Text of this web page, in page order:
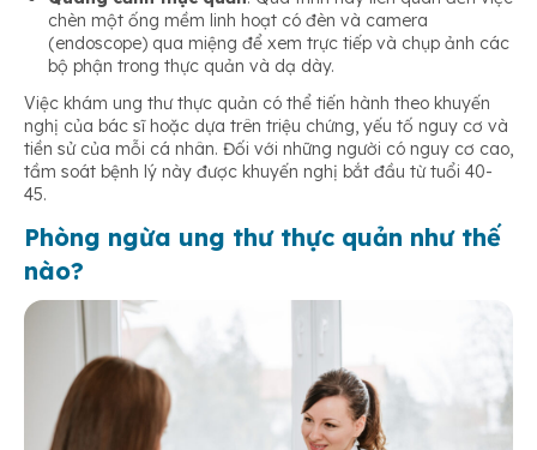
chèn một ống mềm linh hoạt có đèn và camera
(endoscope) qua miệng để xem trực tiếp và chụp ảnh các
bộ phận trong thực quản và dạ dày.
Việc khám ung thư thực quản có thể tiến hành theo khuyến
nghị của bác sĩ hoặc dựa trên triệu chứng, yếu tố nguy cơ và
tiền sử của mỗi cá nhân. Đối với những người có nguy cơ cao,
tầm soát bệnh lý này được khuyến nghị bắt đầu từ tuổi 40-
45.
Phòng ngừa ung thưthực quản như thế
nào?